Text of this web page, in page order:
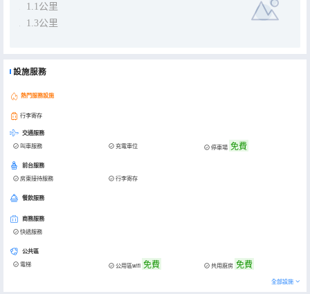
1.1公里
1.3公里
設施服務
熱門服務設施
行李寄存
交通服務
叫車服務 充電車位 停車場 免費
前台服務
房東接待服務 行李寄存
餐飲服務
商務服務
快遞服務
公共區
電梯 公用區wifi 免費 共用廚房 免費
全部設施